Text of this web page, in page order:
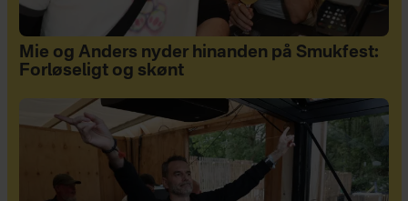
Mie og Anders nyder hinanden på Smukfest:
Forløseligt og skønt